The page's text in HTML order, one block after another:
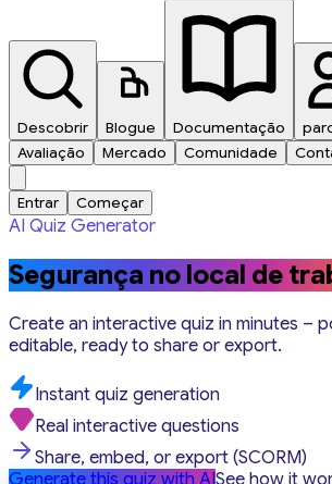
Descobrir Blogue Documentação
Avaliação
Mercado Comunidade
Entrar Começar
AI Quiz Generator
Segurança no local de
Create an interactive quiz in minutes –
editable, ready to share or export.
Instant quiz generation
Real interactive questions
Share, embed, or export (SCORM)
Generate this quiz with AISee how it